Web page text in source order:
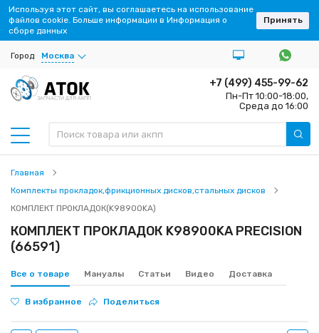
Город Москва
ЗАПЧАСТИ ДЛЯ АКПП
+7 (499) 455-99-62
Пн-Пт 10:00-18:00,
Среда до 16:00
Главная
Комплекты прокладок,фрикционных дисков,стальных дисков
КОМПЛЕКТ ПРОКЛАДОК(K98900KA)
КОМПЛЕКТ ПРОКЛАДОК K98900KA PRECISION
(66591)
Все о товаре Мануалы Статьи Видео Доставка
В избранное Поделиться
Используя этот сайт, вы соглашаетесь на использование
файлов cookie. Больше информации в Информация о
сборе данных
Принять